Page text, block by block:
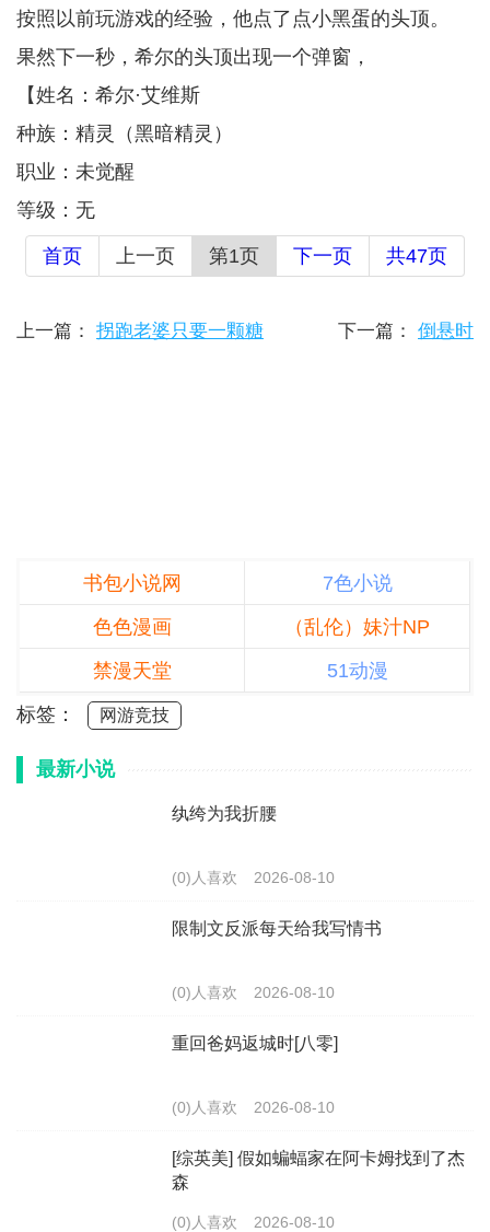
按照以前玩游戏的经验，他点了点小黑蛋的头顶。
果然下一秒，希尔的头顶出现一个弹窗，
【姓名：希尔·艾维斯
种族：精灵（黑暗精灵）
职业：未觉醒
等级：无
首页 上一页 第1页 下一页 共47页
上一篇： 拐跑老婆只要一颗糖 下一篇： 倒悬时
书包小说网
7色小说
色色漫画
（乱伦）妹汁NP
禁漫天堂
51动漫
标签：
网游竞技
最新小说
纨绔为我折腰
(0)人喜欢 2026-08-10
限制文反派每天给我写情书
(0)人喜欢 2026-08-10
重回爸妈返城时[八零]
(0)人喜欢 2026-08-10
[综英美] 假如蝙蝠家在阿卡姆找到了杰
森
(0)人喜欢 2026-08-10